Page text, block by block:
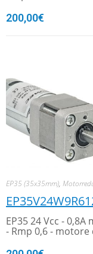
200,00€
EP35 (35x35mm),
EP35 24 Vcc - 0,8A
- Rmp 0,6 - motore